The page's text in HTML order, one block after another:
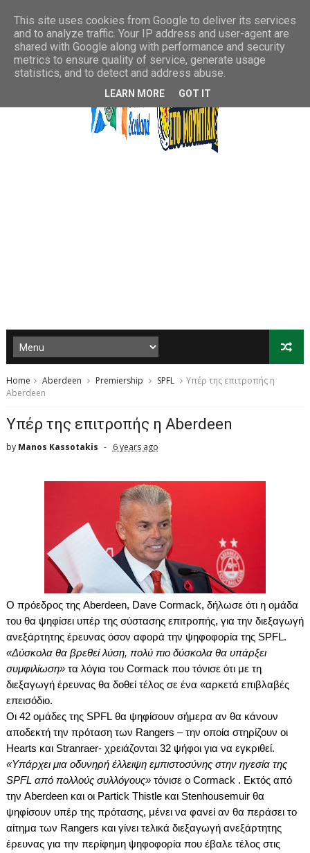
Home Aberdeen Premiership SPFL
Yπέρ της επιτροπής η
Aberdeen
Yπέρ της επιτροπής η Aberdeen
by Manos Kassotakis 6 years ago
Ο πρόεδρος της Aberdeen, Dave Cormack, δήλωσε ότι η ομάδα
του θα ψηφίσει υπέρ της σύστασης επιτροπής, για την διεξαγωγή
ανεξάρτητης έρευνας όσον αφορά την ψηφοφορία της SPFL.
«Δύσκολα θα βρεθεί λύση, πολύ πιο δύσκολα θα υπάρξει
συμφιλίωση»τα λόγια του Cormack που τόνισε ότι με τη
διεξαγωγή έρευνας θα δοθεί τέλος σε ένα «αρκετά επιβλαβές
επεισόδιο.
Οι 42 ομάδες της SPFLθα ψηφίσουν σήμερα αν θα κάνουν
αποδεκτή την πρόταση των Rangers – την οποία στηρίζουν οι
Hearts και Stranraer- χρειάζονται 32 ψήφοι για να εγκριθεί.
«Υπάρχει μια οδυνηρή έλλειψη εμπιστοσύνης στην ηγεσία της
SPFL από πολλούς συλλόγους» τόνισε ο Cormack . Εκτός από
την Aberdeen και οι Partick Thistle και Stenhousemuir θα
ψηφίσουν υπέρ της πρότασης, μένει να φανεί αν θα περάσει το
αίτημα των Rangers και γίνει τελικά διεξαγωγή ανεξάρτητης
έρευνας για την περίφημη ψηφοφορία που έβαλε τέλος στις
This site uses cookies from Google to deliver its services
and to analyze traffic. Your IP address and user-agent are
shared with Google along with performance and security
metrics to ensure quality of service, generate usage
statistics, and to detect and address abuse.
LEARN MORE GOT IT